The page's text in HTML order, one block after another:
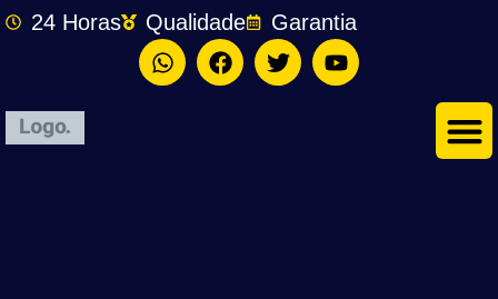
24 Horas Qualidade Garantia